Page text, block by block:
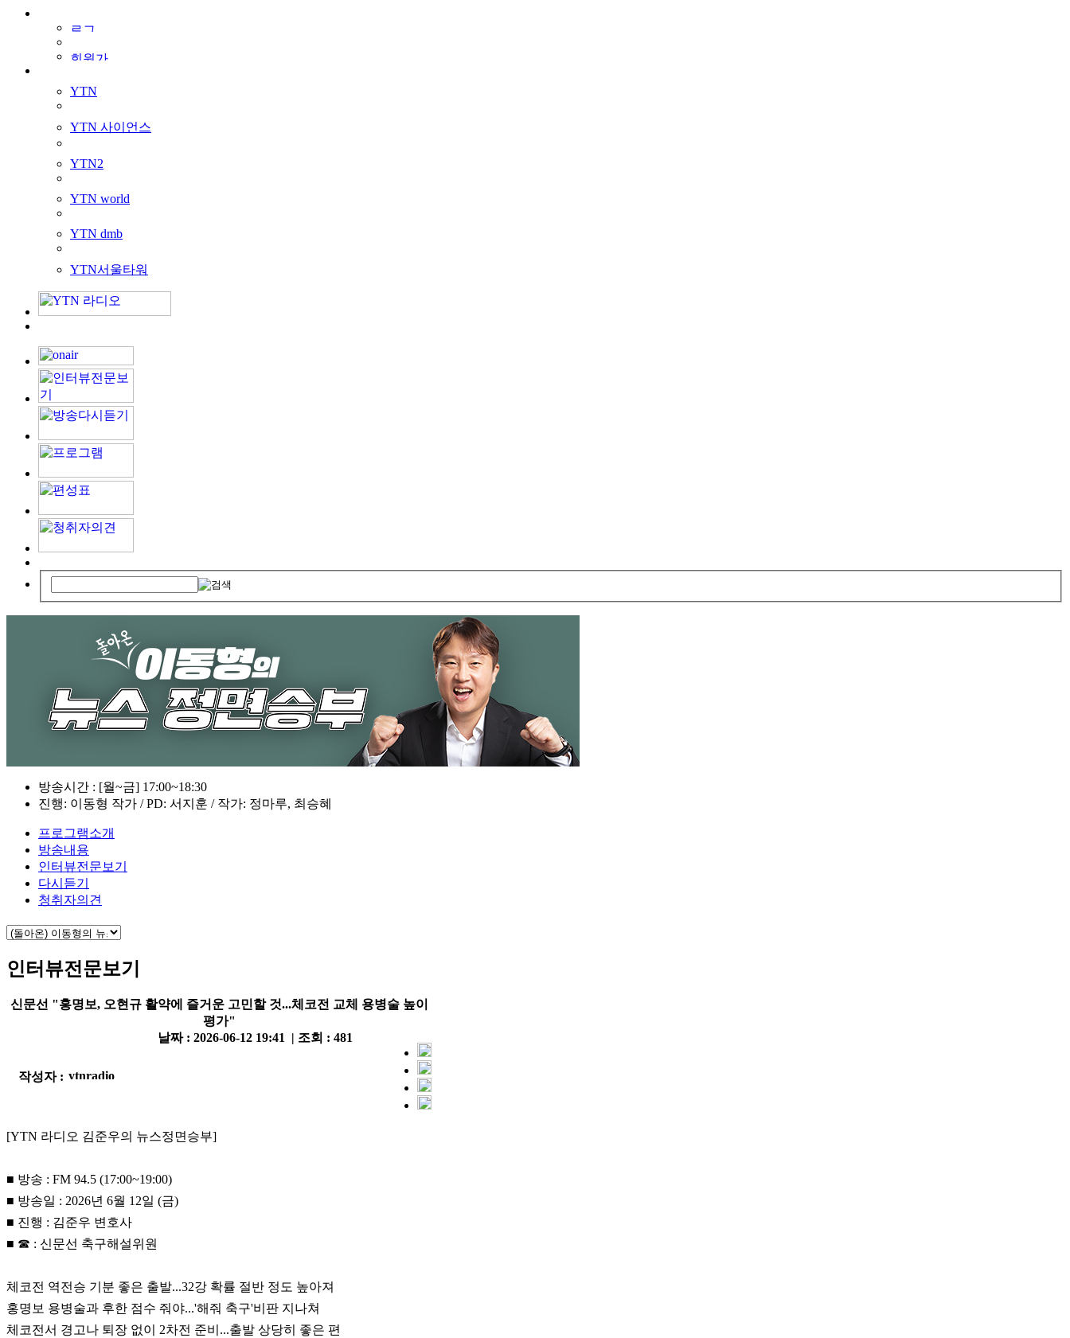
YTN
YTN 사이언스
YTN2
YTN world
YTN dmb
YTN서울타워
방송시간 : [월~금] 17:00~18:30
진행: 이동형 작가 / PD: 서지훈 / 작가: 정마루, 최승혜
프로그램소개
방송내용
인터뷰전문보기
다시듣기
청취자의견
인터뷰전문보기
신문선 "홍명보, 오현규 활약에 즐거운 고민할 것...체코전 교체 용병술 높이
평가"
작성자 :
날짜 : 2026-06-12 19:41 | 조회 : 481
[YTN 라디오 김준우의 뉴스정면승부]
■ 방송 : FM 94.5 (17:00~19:00)
■ 방송일 : 2026년 6월 12일 (금)
■ 진행 : 김준우 변호사
■ ☎ : 신문선 축구해설위원
체코전 역전승 기분 좋은 출발...32강 확률 절반 정도 높아져
홍명보 용병술과 후한 점수 줘야...'해줘 축구'비판 지나쳐
체코전서 경고나 퇴장 없이 2차전 준비...출발 상당히 좋은 편